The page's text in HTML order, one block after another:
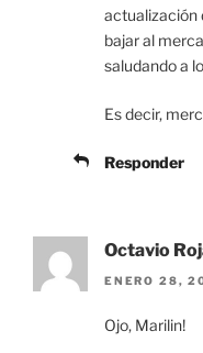
actualización
bajar al
saludando a
Es decir,
Responder
Octavio
ENERO 28,
Ojo, Marilin!